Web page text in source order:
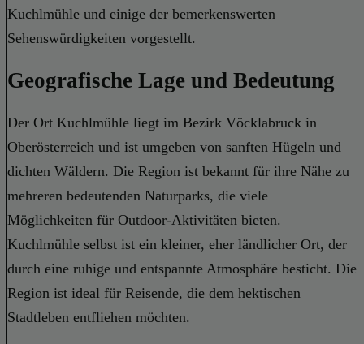
Kuchlmühle und einige der bemerkenswerten
Sehenswürdigkeiten vorgestellt.
Geografische Lage und Bedeutung
Der Ort Kuchlmühle liegt im Bezirk Vöcklabruck in
Oberösterreich und ist umgeben von sanften Hügeln und
dichten Wäldern. Die Region ist bekannt für ihre Nähe zu
mehreren bedeutenden Naturparks, die viele
Möglichkeiten für Outdoor-Aktivitäten bieten.
Kuchlmühle selbst ist ein kleiner, eher ländlicher Ort, der
durch eine ruhige und entspannte Atmosphäre besticht. Die
Region ist ideal für Reisende, die dem hektischen
Stadtleben entfliehen möchten.